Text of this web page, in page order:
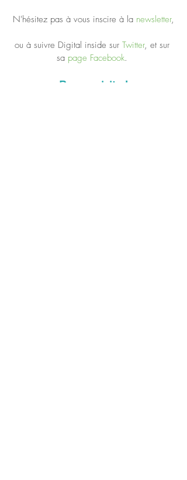
N'hésitez pas à vous inscire à la newsletter,
ou à suivre Digital inside sur Twitter, et sur
sa page Facebook.
Bonne visite !